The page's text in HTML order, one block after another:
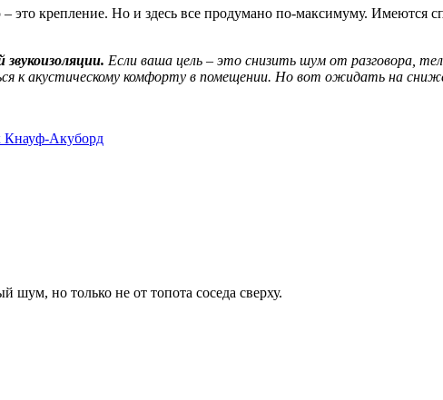
крепление. Но и здесь все продумано по-максимуму. Имеются
Если ваша цель – это снизить шум от разговора,
к акустическому комфорту в помещении. Но вот ожидать на
Кнауф-Акуборд
шум, но только не от топота соседа сверху.